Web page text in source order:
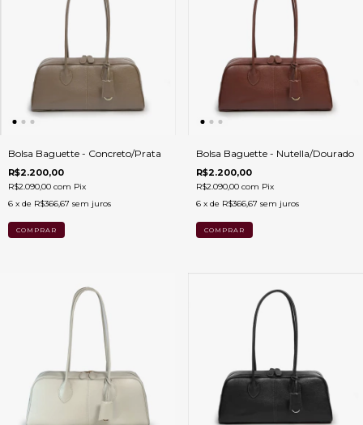
Bolsa Baguette - Concreto/Prata
R$2.200,00
R$2.090,00 com Pix
6 x de R$366,67 sem juros
Bolsa Baguette - Nutella/Dourado
R$2.200,00
R$2.090,00 com Pix
6 x de R$366,67 sem juros